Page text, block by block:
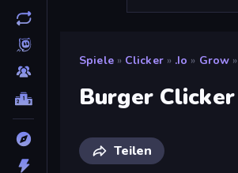
Spiele » Clicker » .io » Grow »
Burger Clicker
Teilen